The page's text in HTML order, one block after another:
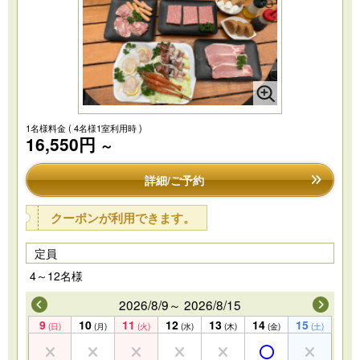
1名様料金( 4名様1室利用時 )
16,550円 ～
詳細/ご予約
クーポンが利用できます。
定員
4～12名様
2026/8/9～ 2026/8/15
9 (日) 10 (月) 11 (火) 12 (水) 13 (木) 14 (金) 15 (土)